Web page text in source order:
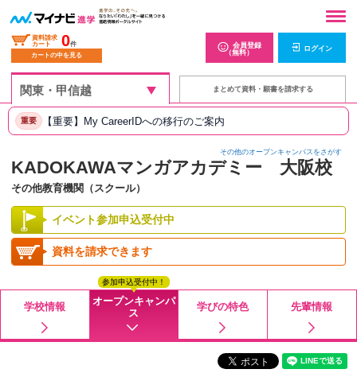
資料請求
カート
0件
カートの中を見る
会員登録
（無料）
ログイン
まとめて資料・願書を請求する
重要 【重要】My CareerIDへの移行のご案内
その他のオープンキャンパスをさがす
KADOKAWAマンガアカデミー 大阪校
その他教育機関（スクール）
イベント参加申込受付中
資料を請求できます
学校情報
オープンキャンパ
ス
参加申込受付中！
学びの特色 先輩情報